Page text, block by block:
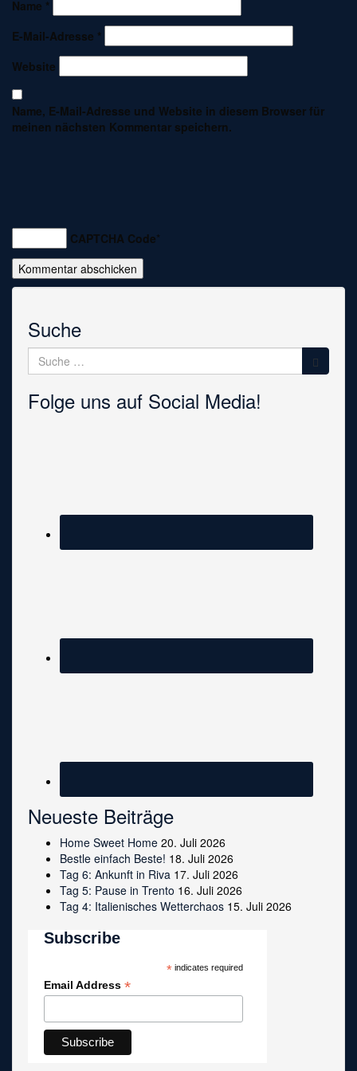
Name *
E-Mail-Adresse *
Website
Name, E-Mail-Adresse und Website in diesem Browser für
meinen nächsten Kommentar speichern.
CAPTCHA Code*
Suche
Suche
nach:
Folge uns auf Social Media!
Neueste Beiträge
Home Sweet Home 20. Juli 2026
Bestle einfach Beste! 18. Juli 2026
Tag 6: Ankunft in Riva 17. Juli 2026
Tag 5: Pause in Trento 16. Juli 2026
Tag 4: Italienisches Wetterchaos 15. Juli 2026
Subscribe
*indicates required
Email Address *